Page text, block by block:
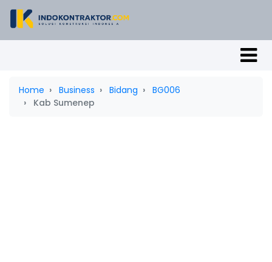
Home Business Bidang
BG006
Kab Sumenep